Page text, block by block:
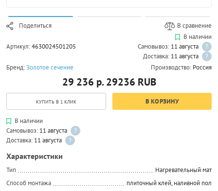
Поделиться В сравнение
Артикул:4630024501205
В наличии
Самовывоз: 11 августа
?
Доставка: 11 августа
?
Бренд:Золотое сечение Производство: Россия
29 236 р. 29236 RUB
КУПИТЬ В 1 КЛИК В КОРЗИНУ
В наличии
Самовывоз: 11 августа
?
Доставка: 11 августа ?
Характеристики
Тип
Нагревательный мат
Способ монтажа
плиточный клей, наливной пол